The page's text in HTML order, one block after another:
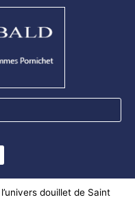
douillet de Saint